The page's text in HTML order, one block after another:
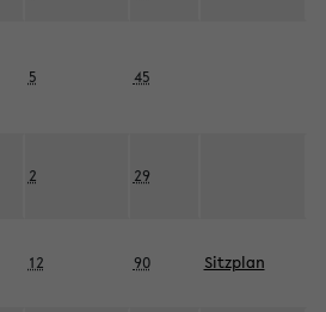
5 45
2 29
12 90 Sitzplan